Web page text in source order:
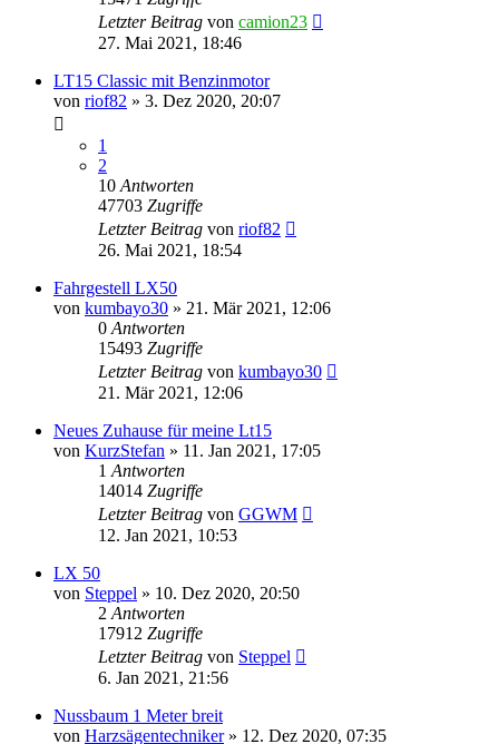
Letzter Beitrag von camion23
27. Mai 2021, 18:46
LT15 Classic mit Benzinmotor
von riof82 » 3. Dez 2020, 20:07
1
2
10 Antworten
47703 Zugriffe
Letzter Beitrag von riof82
26. Mai 2021, 18:54
Fahrgestell LX50
von kumbayo30 » 21. Mär 2021, 12:06
0 Antworten
15493 Zugriffe
Letzter Beitrag von kumbayo30
21. Mär 2021, 12:06
Neues Zuhause für meine Lt15
von KurzStefan » 11. Jan 2021, 17:05
1 Antworten
14014 Zugriffe
Letzter Beitrag von GGWM
12. Jan 2021, 10:53
LX 50
von Steppel » 10. Dez 2020, 20:50
2 Antworten
17912 Zugriffe
Letzter Beitrag von Steppel
6. Jan 2021, 21:56
Nussbaum 1 Meter breit
von Harzsägentechniker» 12. Dez 2020, 07:35